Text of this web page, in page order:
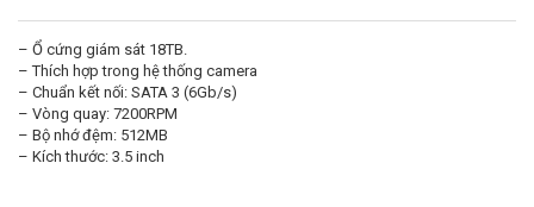
– Ổ cứng giám sát 18TB.
– Thích hợp trong hệ thống camera
– Chuẩn kết nối: SATA 3 (6Gb/s)
– Vòng quay: 7200RPM
– Bộ nhớ đệm: 512MB
– Kích thước: 3.5 inch